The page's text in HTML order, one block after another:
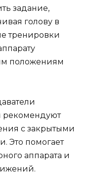
задание,
голову в
тренировки
положениям
рекомендуют
с закрытыми
Это помогает
аппарата и